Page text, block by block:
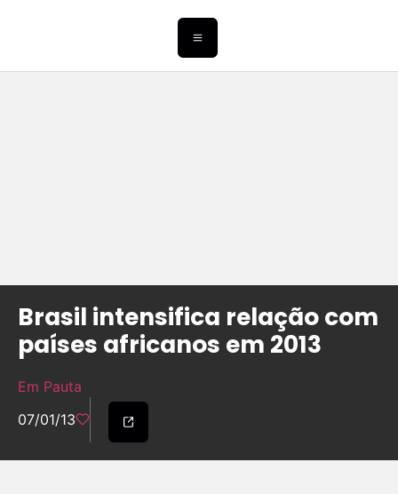
Brasil intensifica relação com
países africanos em 2013
Em Pauta
07/01/13